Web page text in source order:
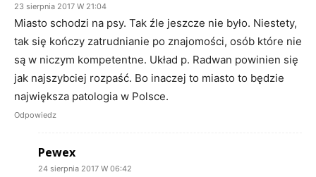
23 sierpnia 2017 W 21:04
Miasto schodzi na psy. Tak źle jeszcze nie było. Niestety,
tak się kończy zatrudnianie po znajomości, osób które nie
są w niczym kompetentne. Układ p. Radwan powinien się
jak najszybciej rozpaść. Bo inaczej to miasto to będzie
największa patologia w Polsce.
Odpowiedz
Pewex
24 sierpnia 2017 W 06:42